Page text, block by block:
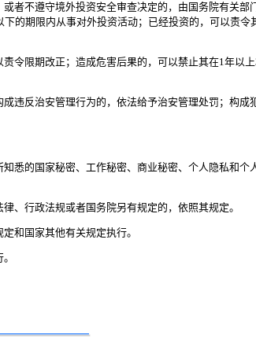
者不遵守境外投资安全审查决定的，由国务院有关部
的期限内从事对外投资活动；已经投资的，可以责令
令限期改正；造成危害后果的，可以禁止其在1年以
违反治安管理行为的，依法给予治安管理处罚；构成
悉的国家秘密、工作秘密、商业秘密、个人隐私和个
、行政法规或者国务院另有规定的，依照其规定。
和国家其他有关规定执行。